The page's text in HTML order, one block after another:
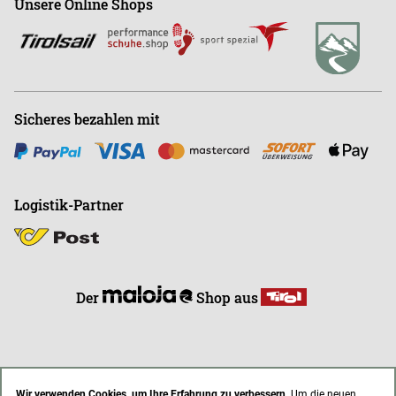
Büro+43 (0)676-9408501
Unsere Online Shops
Sicheres bezahlen mit
Logistik-Partner
Der Shop aus